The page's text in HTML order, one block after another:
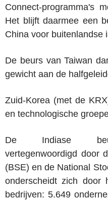
Connect-programma's
Het blijft daarmee een
China voor buitenlandse
De beurs van Taiwan
gewicht aan de
Zuid-Korea (met de
en technologische
De Indiase
vertegenwoordigd door
(BSE) en de National
onderscheidt zich door
bedrijven: 5.649